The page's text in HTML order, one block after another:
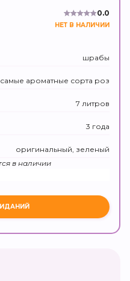
0.0
НЕТ В НАЛИЧИИ
шрабы
самые ароматные сорта роз
7 литров
3 года
оригинальный, зеленый
в наличии